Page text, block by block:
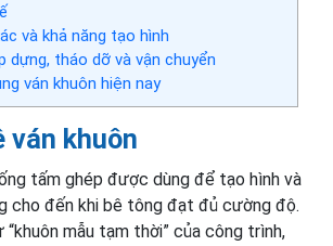
và khả năng tạo hình
dựng, tháo dỡ và vận chuyển
ván khuôn hiện nay
ván khuôn
tấm ghép được dùng để tạo hình và
cho đến khi bê tông đạt đủ cường độ.
mẫu tạm thời” của công trình,